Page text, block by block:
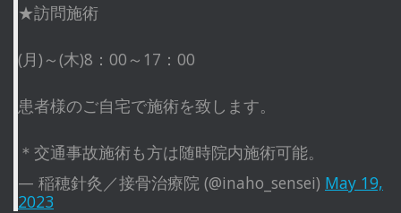
★訪問施術
(月)～(木)8：00～17：00
患者様のご自宅で施術を致します。
＊交通事故施術も方は随時院内施術可能。
— 稲穂針灸／接骨治療院 (@inaho_sensei) May 19,
2023